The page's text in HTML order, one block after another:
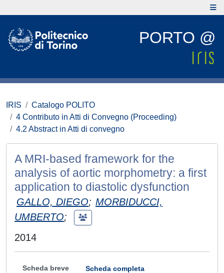
PORTO @
IRIS
Catalogo POLITO
4 Contributo in Atti di Convegno (Proceeding)
4.2 Abstract in Atti di convegno
A MRI-based framework for the
analysis of aortic morphometry: a first
application to diastolic dysfunction
GALLO, DIEGO; MORBIDUCCI,
UMBERTO;
2014
Scheda breve Scheda completa